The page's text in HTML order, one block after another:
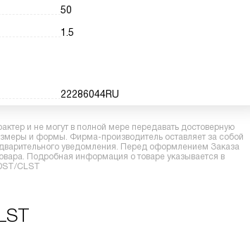
50
1.5
22286044RU
и не могут в полной мере передавать достоверную
и формы. Фирма-производитель оставляет за собой
уведомления. Перед оформлением Заказа
Подробная информация о товаре указывается в
CLST